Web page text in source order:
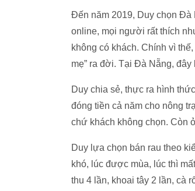
Đến năm 2019, Duy chọn Đà
online, mọi người rất thích
không có khách. Chính vì
mẹ” ra đời. Tại Đà Nẵng,
Duy chia sẻ, thực ra hình
đóng tiền cả năm cho nông
chứ khách không chọn. Còn
Duy lựa chọn bán rau theo
khó, lúc được mùa, lúc thì
thu 4 lần, khoai tây 2 lần, cà